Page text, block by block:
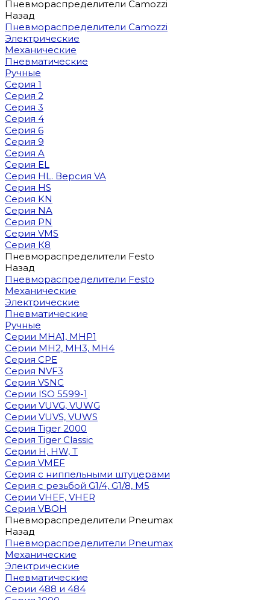
Пневмораспределители Camozzi
Назад
Пневмораспределители Camozzi
Электрические
Механические
Пневматические
Ручные
Серия 1
Серия 2
Серия 3
Серия 4
Серия 6
Серия 9
Серия A
Серия EL
Серия HL. Версия VA
Серия HS
Серия KN
Серия NA
Серия PN
Серия VMS
Серия К8
Пневмораспределители Festo
Назад
Пневмораспределители Festo
Механические
Электрические
Пневматические
Ручные
Cерии MHA1, MHP1
Cерии MH2, MH3, MH4
Cерия CPE
Серия NVF3
Серия VSNC
Серии ISO 5599-1
Серии VUVG, VUWG
Серии VUVS, VUWS
Серия Tiger 2000
Серия Tiger Classic
Серии H, HW, T
Серия VMEF
Серия с ниппельными штуцерами
Серия с резьбой G1/4, G1/8, М5
Серии VHEF, VHER
Серия VBOH
Пневмораспределители Pneumax
Назад
Пневмораспределители Pneumax
Механические
Электрические
Пневматические
Серии 488 и 484